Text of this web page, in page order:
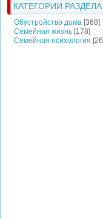
КАТЕГОРИИ РАЗДЕЛА
Обустройство дома [368]
Семейная жизнь [178]
Семейная психология